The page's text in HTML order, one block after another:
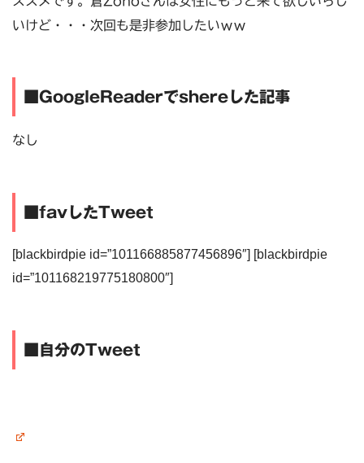
いけど・・・次回も是非参加したいｗｗ
■GoogleReaderでshereした記事
なし
■favしたTweet
[blackbirdpie id=”101166885877456896″] [blackbirdpie
id=”101168219775180800″]
■自分のTweet